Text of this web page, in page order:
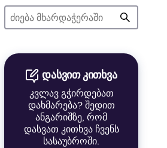
დასვით კითხვა
კვლავ გჭირდებათ
დახმარება? შედით
ანგარიშზე, რომ
დასვათ კითხვა ჩვენს
სასაუბროში.